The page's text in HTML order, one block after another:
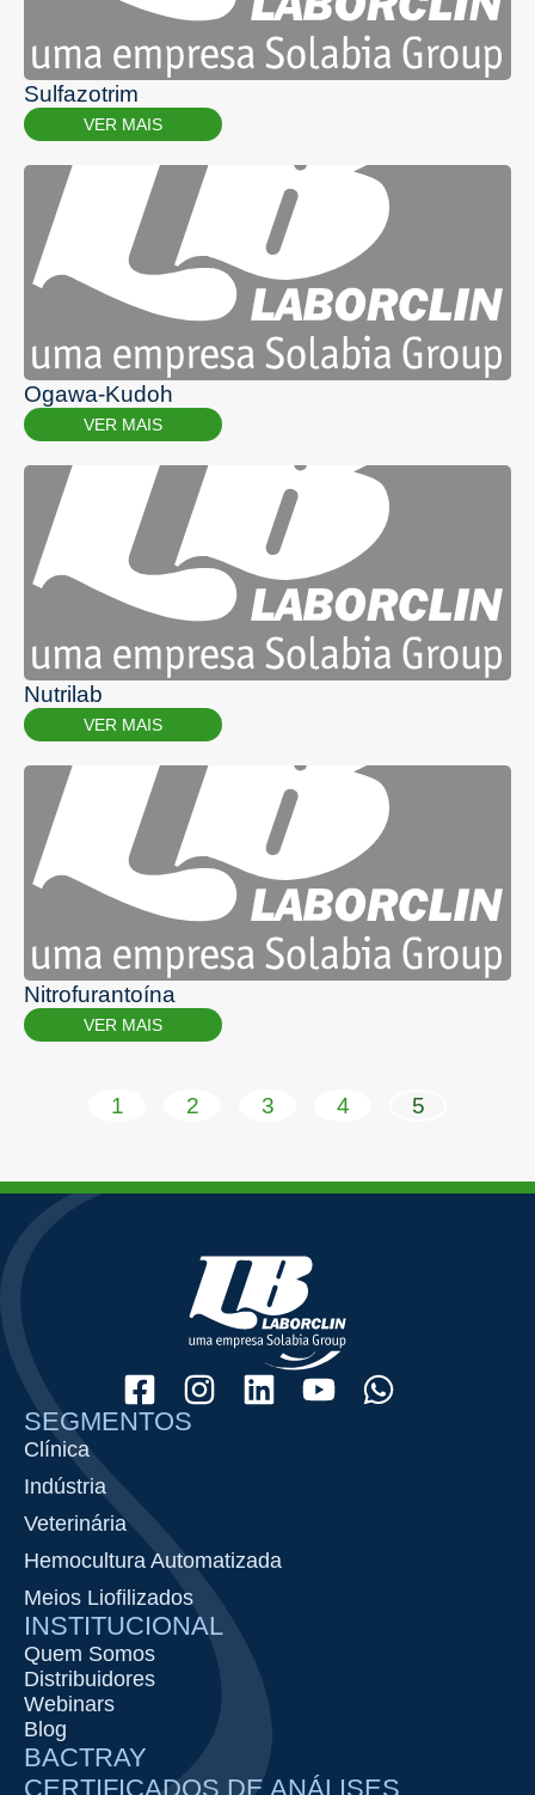
Sulfazotrim
VER MAIS
Ogawa-Kudoh
VER MAIS
Nutrilab
VER MAIS
Nitrofurantoína
VER MAIS
1 2 3 4 5
SEGMENTOS
Clínica
Indústria
Veterinária
Hemocultura Automatizada
Meios Liofilizados
INSTITUCIONAL
Quem Somos
Distribuidores
Webinars
Blog
BACTRAY
CERTIFICADOS DE ANÁLISES